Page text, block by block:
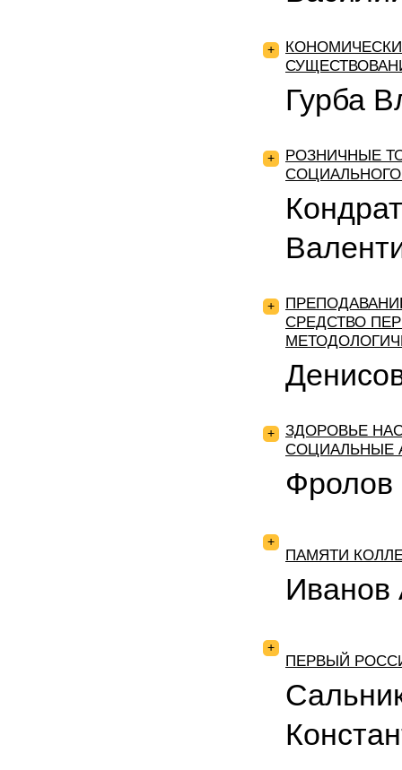
+
Гурба
+
РОЗНИЧНЫЕ
+
СРЕДСТВО
+
ЗДОРОВЬЕ
СОЦИАЛЬНЫЕ
Фролов
+
ПАМЯТИ
Иванов
+
ПЕРВЫЙ